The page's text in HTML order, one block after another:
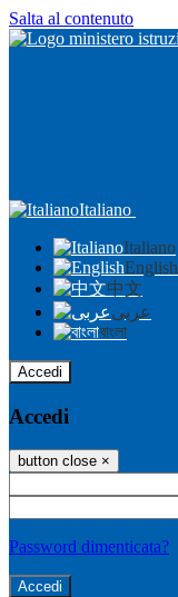
Salta al contenuto
Italiano
Italiano
English
中文
عربى
বাংলা
Accedi
Accedi
button close ×
Password dimenticata?